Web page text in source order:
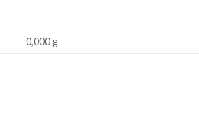
0,000 g